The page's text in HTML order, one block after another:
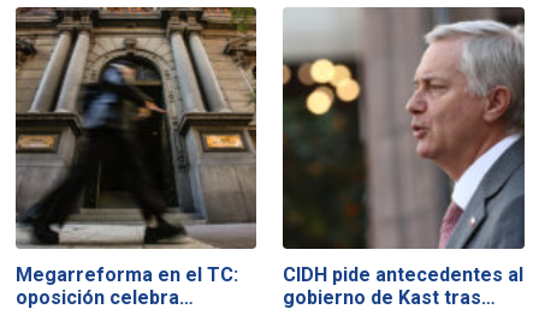
Megarreforma en el TC:
oposición celebra…
CIDH pide antecedentes al
gobierno de Kast tras…